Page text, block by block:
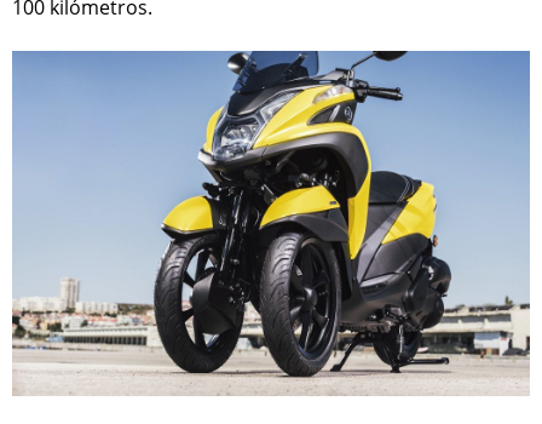
100 kilómetros.